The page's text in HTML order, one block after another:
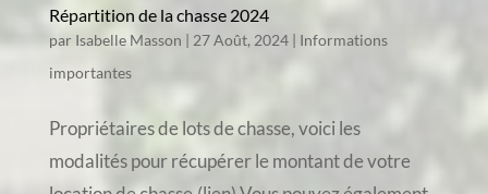
Répartition de la chasse 2024
par Isabelle Masson 27 Août, 2024| Informations
importantes
Propriétaires de lots de chasse, voici les
modalités pour récupérer le montant de votre